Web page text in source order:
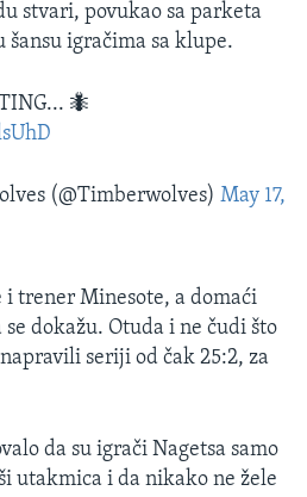
stvari, povukao sa parketa
šansu igračima sa klupe.
🐜
(@Timberwolves) May 17,
i trener Minesote, a domaći
dokažu. Otuda i ne čudi što
seriji od čak 25:2, za
da su igrači Nagetsa samo
utakmica i da nikako ne žele